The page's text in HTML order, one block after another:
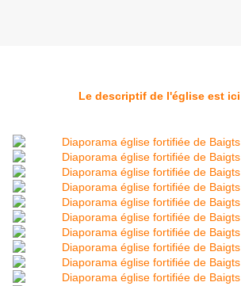
Le descriptif de l'église est ici